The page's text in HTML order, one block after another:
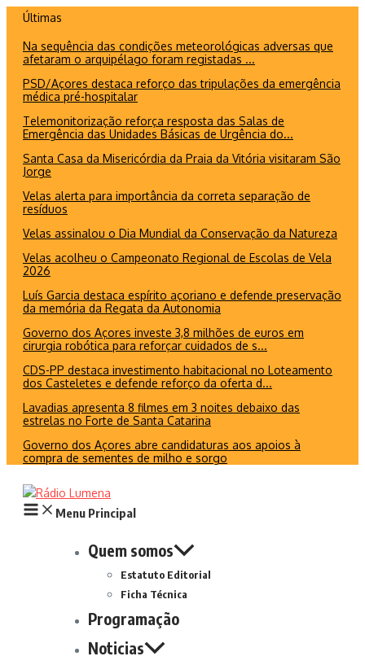
conteúdo
Últimas
Na sequência das condições meteorológicas adversas que
afetaram o arquipélago foram registadas ...
PSD/Açores destaca reforço das tripulações da emergência
médica pré-hospitalar
Telemonitorização reforça resposta das Salas de
Emergência das Unidades Básicas de Urgência do...
Santa Casa da Misericórdia da Praia da Vitória visitaram São
Jorge
Velas alerta para importância da correta separação de
resíduos
Velas assinalou o Dia Mundial da Conservação da Natureza
Velas acolheu o Campeonato Regional de Escolas de Vela
2026
Luís Garcia destaca espírito açoriano e defende preservação
da memória da Regata da Autonomia
Governo dos Açores investe 3,8 milhões de euros em
cirurgia robótica para reforçar cuidados de s...
CDS-PP destaca investimento habitacional no Loteamento
dos Casteletes e defende reforço da oferta d...
Lavadias apresenta 8 filmes em 3 noites debaixo das
estrelas no Forte de Santa Catarina
Governo dos Açores abre candidaturas aos apoios à
compra de sementes de milho e sorgo
Menu Principal
Quem somos
Estatuto Editorial
Ficha Técnica
Programação
Noticias